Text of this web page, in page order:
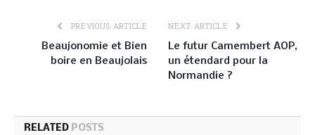
PREVIOUS ARTICLE
Beaujonomie et Bien
boire en Beaujolais
NEXT ARTICLE
Le futur Camembert AOP,
un étendard pour la
Normandie ?
RELATED POSTS